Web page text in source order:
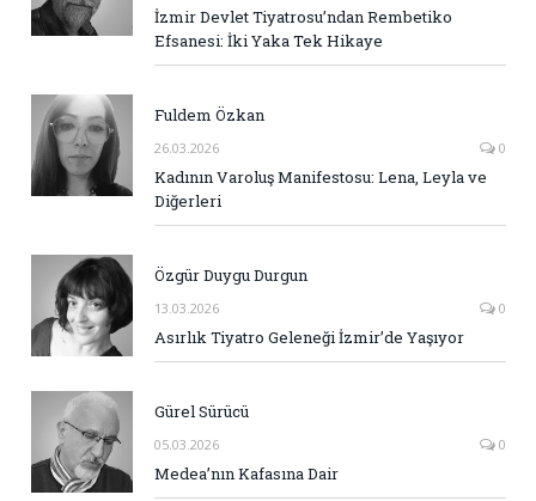
İzmir Devlet Tiyatrosu’ndan Rembetiko
Efsanesi: İki Yaka Tek Hikaye
Fuldem Özkan
26.03.2026 0
Kadının Varoluş Manifestosu: Lena, Leyla ve
Diğerleri
Özgür Duygu Durgun
13.03.2026 0
Asırlık Tiyatro Geleneği İzmir’de Yaşıyor
Gürel Sürücü
05.03.2026 0
Medea’nın Kafasına Dair